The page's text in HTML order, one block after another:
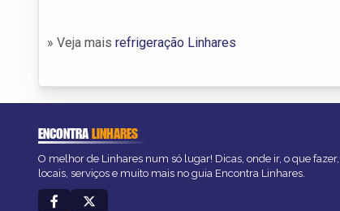
» Veja mais refrigeração Linhares
ENCONTRALINHARES
O melhor de Linhares num só lugar! Dicas, onde ir, o que
locais, serviços e muito mais no guia Encontra Linhares.